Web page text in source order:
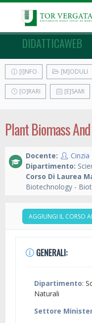
DIDATTICAWEB
[I]NFO [M]ODULI
[O]RARI [E]SAMI
Plant Biomass
Docente:
Cinzia
Dipartimento:
Corso Di Laurea
Biotechnology -
AGGIUNGI IL CORSO
GENERALI:
Dipartimento:
Naturali
Settore